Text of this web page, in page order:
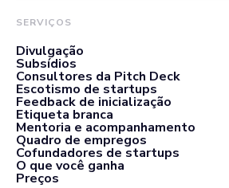
SERVIÇOS
Divulgação
Subsídios
Consultores da Pitch Deck
Escotismo de startups
Feedback de inicialização
Etiqueta branca
Mentoria e acompanhamento
Quadro de empregos
Cofundadores de startups
O que você ganha
Preços